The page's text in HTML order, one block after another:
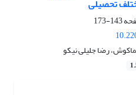
تحصیلی
143-173
رضا جلیلی نیکو